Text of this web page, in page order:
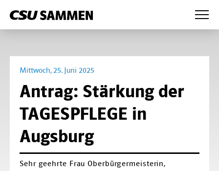
Partei
Mandatsträger
Bezirksvorstand
Fraktion
Fraktionsvorstand
CSU Augsburg
Mittwoch, 25. Juni 2025
Antrag: Stärkung der
TAGESPFLEGE in
Augsburg
Sehr geehrte Frau Oberbürgermeisterin,